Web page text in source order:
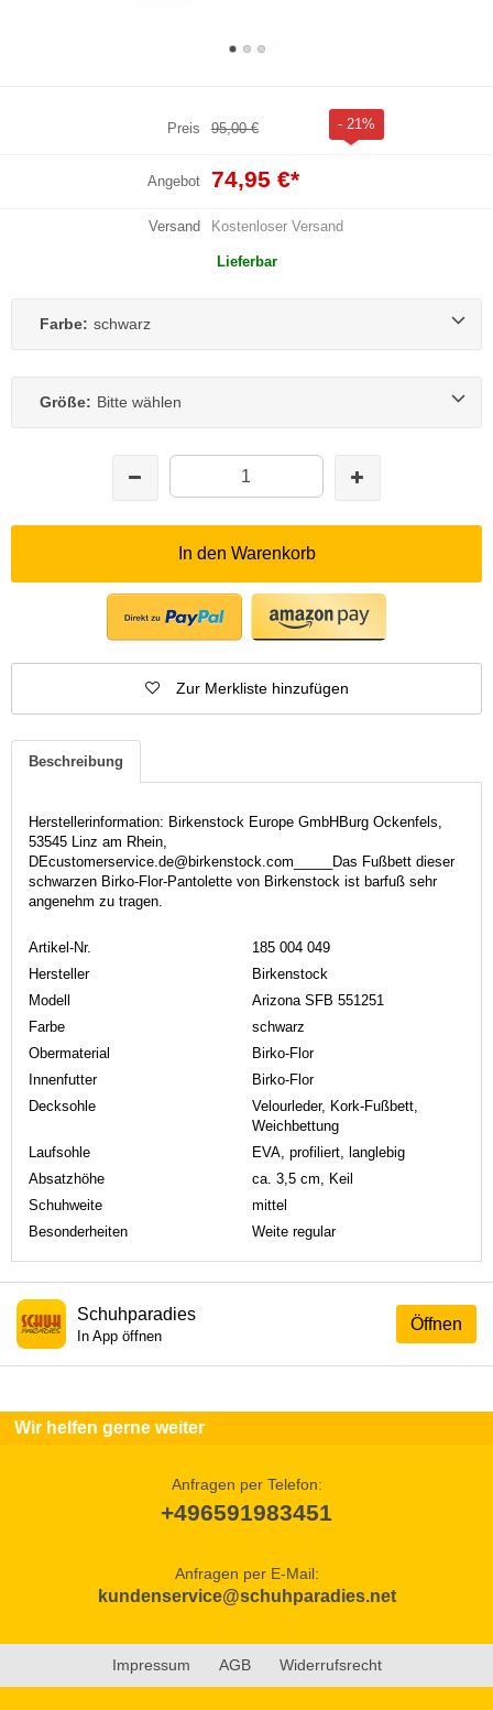
Preis 95,00 € - 21%
Angebot 74,95 €*
Versand Kostenloser Versand
Lieferbar
Farbe: schwarz
Größe: Bitte wählen
In den Warenkorb
Zur Merkliste hinzufügen
Beschreibung
Herstellerinformation: Birkenstock Europe GmbHBurg Ockenfels,
53545 Linz am Rhein,
DEcustomerservice.de@birkenstock.com_____Das Fußbett dieser
schwarzen Birko-Flor-Pantolette von Birkenstock ist barfuß sehr
angenehm zu tragen.
Artikel-Nr.
185 004 049
Hersteller
Birkenstock
Modell
Arizona SFB 551251
Farbe
schwarz
Obermaterial
Birko-Flor
Innenfutter
Birko-Flor
Decksohle
Velourleder, Kork-Fußbett,
Weichbettung
Laufsohle
EVA, profiliert, langlebig
Absatzhöhe
ca. 3,5 cm, Keil
Schuhweite
mittel
Besonderheiten
Weite regular
Öffnen
Schuhparadies
In App öffnen
Wir helfen gerne weiter
Anfragen per Telefon:
+496591983451
Anfragen per E-Mail:
kundenservice@schuhparadies.net
Impressum AGB Widerrufsrecht